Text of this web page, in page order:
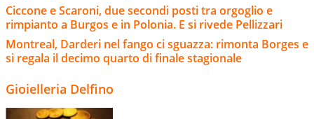
Ciccone e Scaroni, due secondi posti tra orgoglio e
rimpianto a Burgos e in Polonia. E si rivede Pellizzari
Montreal, Darderi nel fango ci sguazza: rimonta Borges e
si regala il decimo quarto di finale stagionale
Gioielleria Delfino